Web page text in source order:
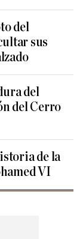
del
sus
del
del Cerro
de la
VI